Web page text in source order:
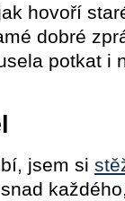
hovoří
dobré
potkat i
jsem si